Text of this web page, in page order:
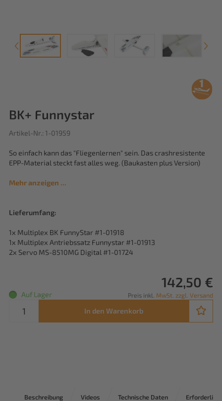
BK+ Funnystar
Artikel-Nr.: 1-01959
So einfach kann das "Fliegenlernen" sein. Das crashresistente
EPP-Material steckt fast alles weg. (Baukasten plus Version)
Mehr anzeigen ...
Lieferumfang:
1x Multiplex BK FunnyStar #1-01918
1x Multiplex Antriebssatz Funnystar #1-01913
2x Servo MS-8510MG Digital #1-01724
142,50 €
Preis inkl. MwSt. zzgl. Versand
Auf Lager
In den Warenkorb
Beschreibung Videos Technische Daten